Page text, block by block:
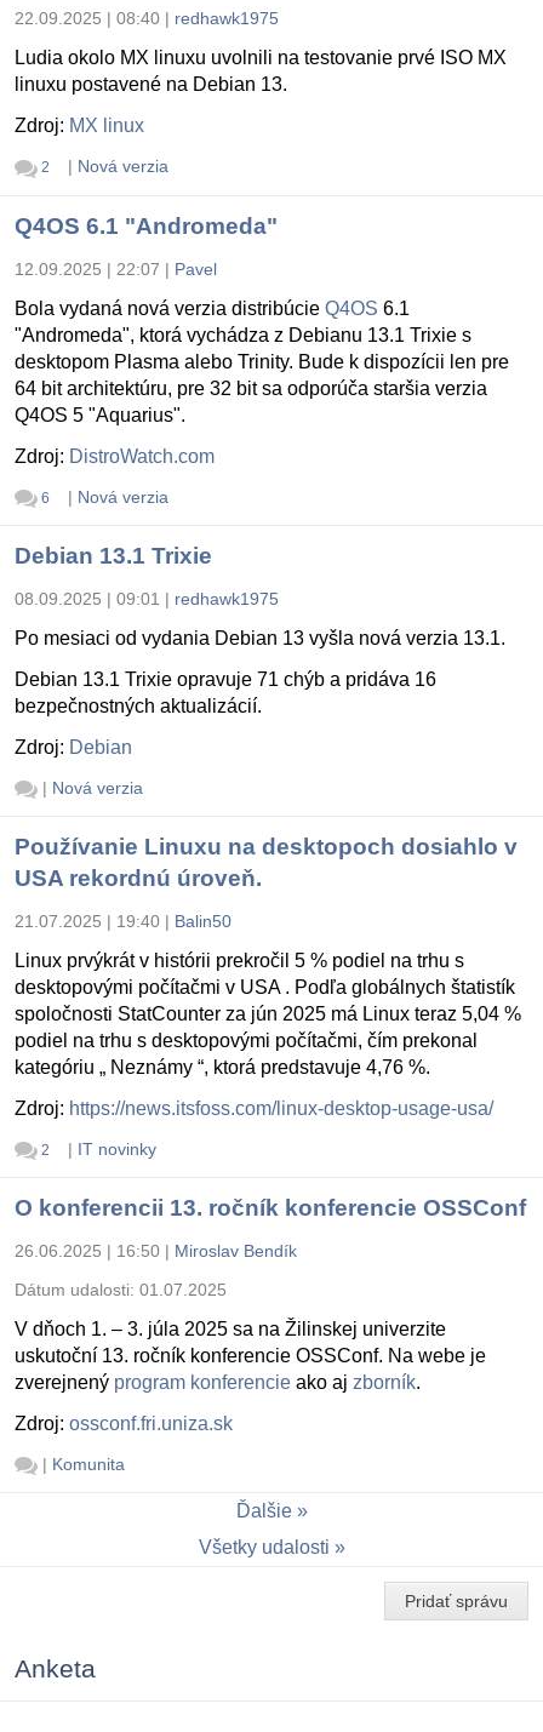
22.09.2025 | 08:40 | redhawk1975
Ludia okolo MX linuxu uvolnili na testovanie prvé ISO MX
linuxu postavené na Debian 13.
Zdroj: MX linux
2 | Nová verzia
Q4OS 6.1 "Andromeda"
12.09.2025 | 22:07 | Pavel
Bola vydaná nová verzia distribúcie Q4OS 6.1
"Andromeda", ktorá vychádza z Debianu 13.1 Trixie s
desktopom Plasma alebo Trinity. Bude k dispozícii len pre
64 bit architektúru, pre 32 bit sa odporúča staršia verzia
Q4OS 5 "Aquarius".
Zdroj: DistroWatch.com
6 | Nová verzia
Debian 13.1 Trixie
08.09.2025 | 09:01 | redhawk1975
Po mesiaci od vydania Debian 13 vyšla nová verzia 13.1.
Debian 13.1 Trixie opravuje 71 chýb a pridáva 16
bezpečnostných aktualizácií.
Zdroj: Debian
| Nová verzia
Používanie Linuxu na desktopoch dosiahlo v
USA rekordnú úroveň.
21.07.2025 | 19:40 | Balin50
Linux prvýkrát v histórii prekročil 5 % podiel na trhu s
desktopovými počítačmi v USA . Podľa globálnych štatistík
spoločnosti StatCounter za jún 2025 má Linux teraz 5,04 %
podiel na trhu s desktopovými počítačmi, čím prekonal
kategóriu „ Neznámy “, ktorá predstavuje 4,76 %.
Zdroj: https://news.itsfoss.com/linux-desktop-usage-usa/
2 | IT novinky
O konferencii 13. ročník konferencie OSSConf
26.06.2025 | 16:50 | Miroslav Bendík
Dátum udalosti: 01.07.2025
V dňoch 1. – 3. júla 2025 sa na Žilinskej univerzite
uskutoční 13. ročník konferencie OSSConf. Na webe je
zverejnený program konferencie ako aj zborník.
Zdroj: ossconf.fri.uniza.sk
| Komunita
Ďalšie
Všetky udalosti
Pridať správu
Anketa